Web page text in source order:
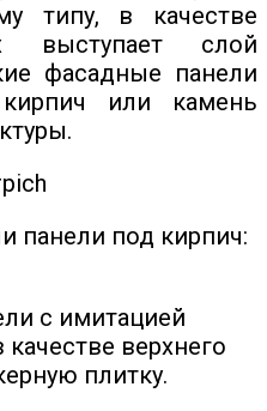
типу, в качестве
выступает слой
фасадные панели
или камень
панели под кирпич:
с имитацией
верхнего
плитку.